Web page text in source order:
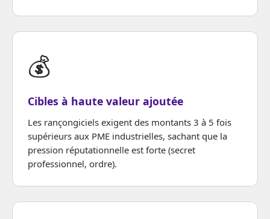
💰
Cibles à haute valeur ajoutée
Les rançongiciels exigent des montants 3 à 5 fois
supérieurs aux PME industrielles, sachant que la
pression réputationnelle est forte (secret
professionnel, ordre).